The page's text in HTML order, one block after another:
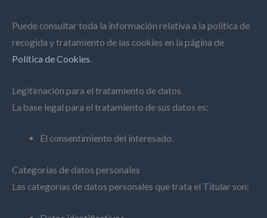
Puede consultar toda la información relativa a la política de
recogida y tratamiento de las cookies en la página de
Política de Cookies.
Legitimación para el tratamiento de datos
La base legal para el tratamiento de sus datos es:
El consentimiento del interesado.
Categorías de datos personales
Las categorías de datos personales que trata el Titular son: